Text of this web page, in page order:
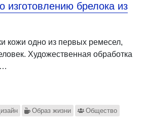
изготовлению брелока из
кожи одно из первых ремесел,
Художественная обработка
Образ жизни
Общество